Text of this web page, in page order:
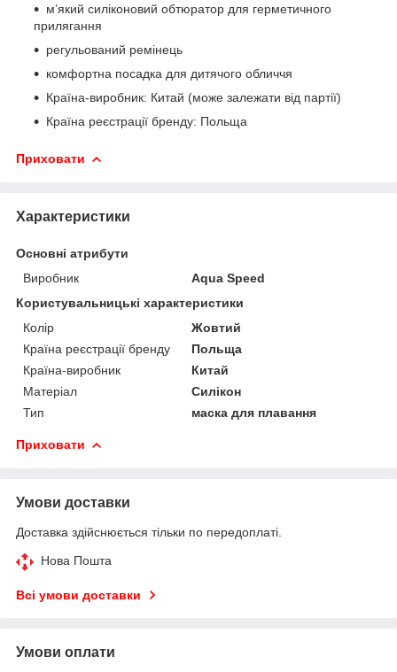
м’який силіконовий обтюратор для герметичного
прилягання
регульований ремінець
комфортна посадка для дитячого обличчя
Країна-виробник: Китай (може залежати від партії)
Країна реєстрації бренду: Польща
Приховати
Характеристики
Основні атрибути
Виробник
Aqua Speed
Користувальницькі характеристики
Колір
Жовтий
Країна реєстрації бренду
Польща
Країна-виробник
Китай
Матеріал
Силікон
Тип
маска для плавання
Приховати
Умови доставки
Доставка здійснюється тільки по передоплаті.
Нова Пошта
Всі умови доставки
Умови оплати